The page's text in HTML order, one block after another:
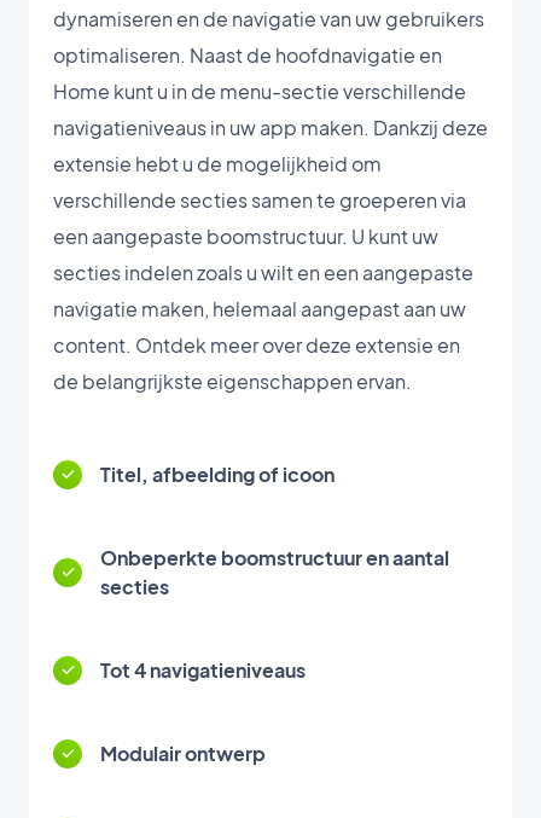
dynamiseren en de navigatie van uw gebruikers
optimaliseren. Naast de hoofdnavigatie en
Home kunt u in de menu-sectie verschillende
navigatieniveaus in uw app maken. Dankzij deze
extensie hebt u de mogelijkheid om
verschillende secties samen te groeperen via
een aangepaste boomstructuur. U kunt uw
secties indelen zoals u wilt en een aangepaste
navigatie maken, helemaal aangepast aan uw
content. Ontdek meer over deze extensie en
de belangrijkste eigenschappen ervan.
Titel, afbeelding of icoon
Onbeperkte boomstructuur en aantal
secties
Tot 4 navigatieniveaus
Modulair ontwerp